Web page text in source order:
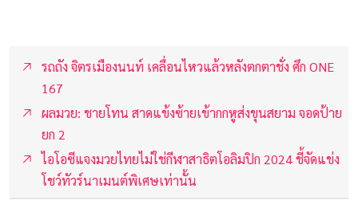
รถถัง จิตรเมืองนนท์ เคลื่อนไหวแล้วหลังตกตาชั่ง ศึก ONE
167
ผลมวย: ชายโทน สาดแข้งซ้ายเข้ากกหูส่งขุนสยาม จอดป้าย
ยก 2
ไอโอซีแจงมวยไทยไม่ใช่กีฬาสาธิตโอลิมปิก 2024 ชี้จัดแข่ง
โชว์ทัวร์นาเมนต์พิเศษเท่านั้น